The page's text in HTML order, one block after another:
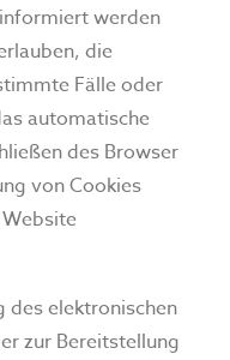
werden
die
Fälle oder
automatische
des Browser
von Cookies
des elektronischen
zur Bereitstellung